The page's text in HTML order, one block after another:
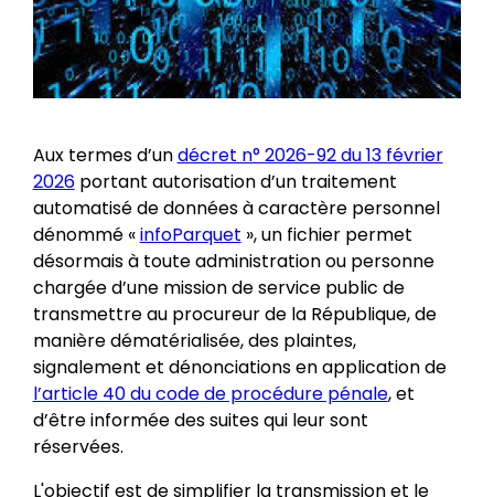
Aux termes d’undécret n° 2026-92 du 13 février
2026portant autorisation d’un traitement
automatisé de données à caractère personnel
dénommé «infoParquet », un fichier permet
désormais à toute administration ou personne
chargée d’une mission de service public de
transmettre au procureur de la République, de
manière dématérialisée, des plaintes,
signalement et dénonciations en application de
l’article 40 du code de procédure pénale, et
d’être informée des suites qui leur sont
réservées.
L'objectif est de simplifier la transmission et le